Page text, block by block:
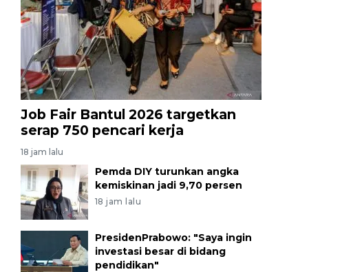
Job Fair Bantul 2026 targetkan
serap 750 pencari kerja
18 jam lalu
Pemda DIY turunkan angka
kemiskinan jadi 9,70 persen
18 jam lalu
PresidenPrabowo: "Saya ingin
investasi besar di bidang
pendidikan"